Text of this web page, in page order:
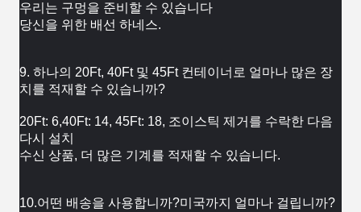
우리는 구멍을 준비할 수 있습니다
당신을 위한 배선 하네스.
9. 하나의 20Ft, 40Ft 및 45Ft 컨테이너로 얼마나 많은 장
치를 적재할 수 있습니까?
20Ft: 6,40Ft: 14, 45Ft: 18, 조이스틱 제거를 수락한 다음
다시 설치
수신 상품, 더 많은 기계를 적재할 수 있습니다.
10.어떤 배송을 사용합니까?미국까지 얼마나 걸립니까?